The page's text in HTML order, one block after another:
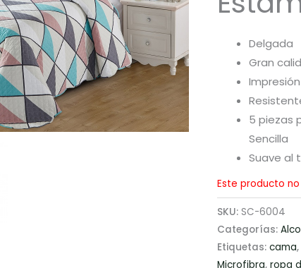
Delgada
Gran
5 piezas
Sencilla
Suave al
Este producto
SKU: SC-6004
Categorías:
Etiquetas: cama,
Microfibra, ropa